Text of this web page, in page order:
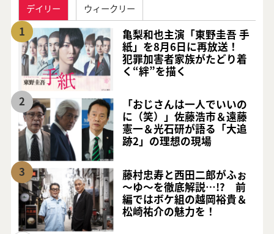
デイリー ウィークリー
1
亀梨和也主演「東野圭吾 手
紙」を8月6日に再放送！
犯罪加害者家族がたどり着
く“絆”を描く
2
「おじさんは一人でいいの
に（笑）」佐藤浩市＆遠藤
憲一＆光石研が語る「大追
跡2」の理想の現場
3
藤村忠寿と西田二郎がふぉ
～ゆ～を徹底解説…!? 前
編ではボケ組の越岡裕貴＆
松崎祐介の魅力を！